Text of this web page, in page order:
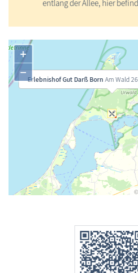
entlang der Allee, hier
Erlebnishof Gut Darß Born Am Wald
+
−